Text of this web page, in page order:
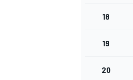
18
19
20